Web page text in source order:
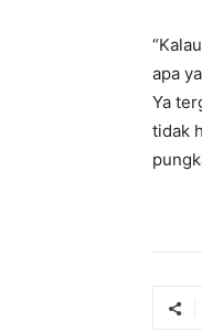
apa
Ya
tidak